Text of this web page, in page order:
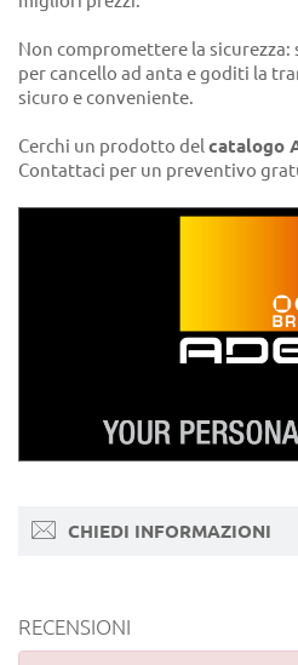
Non compromettere la
per cancello ad anta e goditi la
sicuro e conveniente.
Cerchi un prodotto del catalogo
Contattaci per un preventivo
CHIEDI INFORMAZIONI
RECENSIONI